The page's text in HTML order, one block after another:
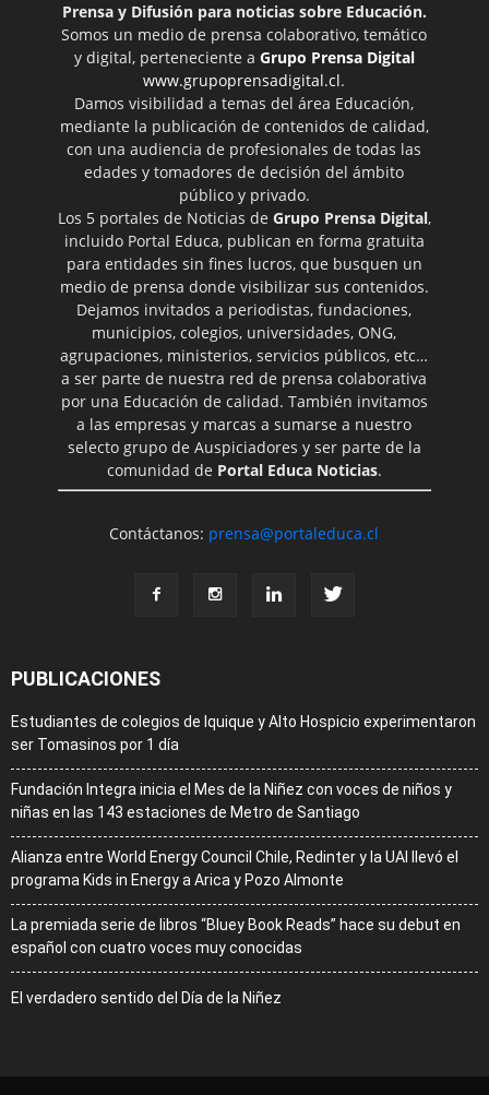
Prensa y Difusión para noticias sobre Educación.
Somos un medio de prensa colaborativo, temático
y digital, perteneciente a Grupo Prensa Digital
www.grupoprensadigital.cl.
Damos visibilidad a temas del área Educación,
mediante la publicación de contenidos de calidad,
con una audiencia de profesionales de todas las
edades y tomadores de decisión del ámbito
público y privado.
Los 5 portales de Noticias de Grupo Prensa Digital,
incluido Portal Educa, publican en forma gratuita
para entidades sin fines lucros, que busquen un
medio de prensa donde visibilizar sus contenidos.
Dejamos invitados a periodistas, fundaciones,
municipios, colegios, universidades, ONG,
agrupaciones, ministerios, servicios públicos, etc…
a ser parte de nuestra red de prensa colaborativa
por una Educación de calidad. También invitamos
a las empresas y marcas a sumarse a nuestro
selecto grupo de Auspiciadores y ser parte de la
comunidad de Portal Educa Noticias.
Contáctanos: prensa@portaleduca.cl
PUBLICACIONES
Estudiantes de colegios de Iquique y Alto Hospicio experimentaron
ser Tomasinos por 1 día
Fundación Integra inicia el Mes de la Niñez con voces de niños y
niñas en las 143 estaciones de Metro de Santiago
Alianza entre World Energy Council Chile, Redinter y la UAI llevó el
programa Kids in Energy a Arica y Pozo Almonte
La premiada serie de libros “Bluey Book Reads” hace su debut en
español con cuatro voces muy conocidas
El verdadero sentido del Día de la Niñez